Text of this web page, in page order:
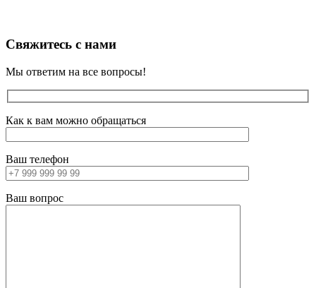
Свяжитесь с нами
Мы ответим на все вопросы!
Как к вам можно обращаться
Ваш телефон
Ваш вопрос